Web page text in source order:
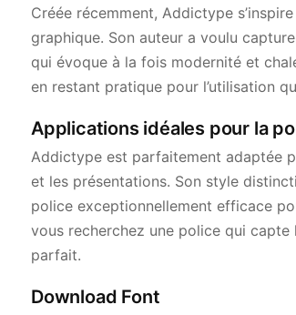
Créée récemment, Addictype
graphique. Son auteur a voulu
qui évoque à la fois modernité et
en restant pratique pour l’utilisation
Applications idéales pour la
Addictype est parfaitement adaptée
et les présentations. Son style
police exceptionnellement efficace
vous recherchez une police qui
parfait.
Download Font